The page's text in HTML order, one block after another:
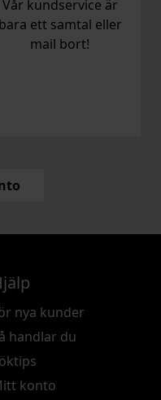
Vår kundservice är
bara ett samtal eller
mail bort!
nya kunder
handlar du
konto